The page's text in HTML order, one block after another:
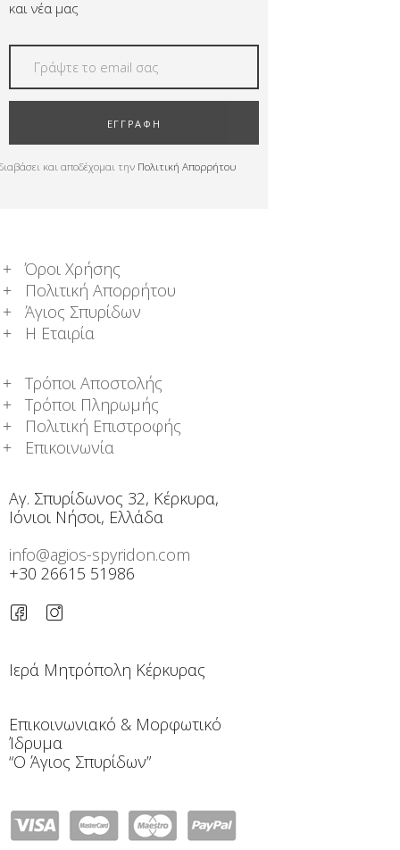
και νέα μας
ΕΓΓΡΑΦΗ
και αποδέχομαι την Πολιτική Απορρήτου
Όροι Χρήσης
Πολιτική Απορρήτου
Άγιος Σπυρίδων
Η Εταιρία
Τρόποι Αποστολής
Τρόποι Πληρωμής
Πολιτική Επιστροφής
Επικοινωνία
Αγ. Σπυρίδωνος 32, Κέρκυρα,
Ιόνιοι Νήσοι, Ελλάδα
info@agios-spyridon.com
+30 26615 51986
Ιερά Μητρόπολη Κέρκυρας
Επικοινωνιακό & Μορφωτικό
Ίδρυμα
“Ο Άγιος Σπυρίδων”